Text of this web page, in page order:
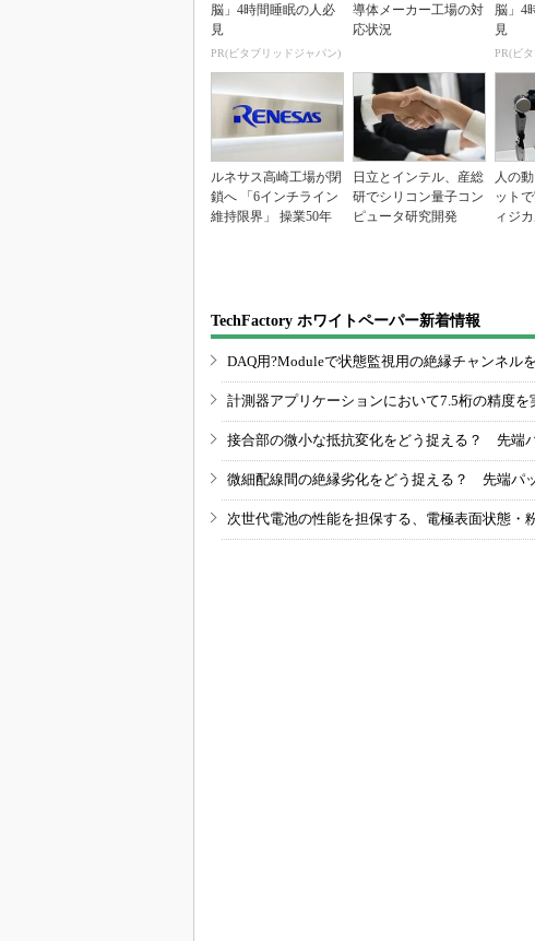
脳」4時間睡眠の人必
見
PR(ビタブリッドジャパン)
導体メーカー工場の対
応状況
脳」4
見
PR(ビ
ルネサス高崎工場が閉
鎖へ 「6インチライン
維持限界」 操業50年
日立とインテル、産総
研でシリコン量子コン
ピュータ研究開発
人の
ット
ィジ
TechFactory ホワイトペーパー新着情報
DAQ用?Moduleで状態監視用の絶縁チャンネル
計測器アプリケーションにおいて7.5桁の精度を
接合部の微小な抵抗変化をどう捉える？ 先端
微細配線間の絶縁劣化をどう捉える？ 先端パ
次世代電池の性能を担保する、電極表面状態・